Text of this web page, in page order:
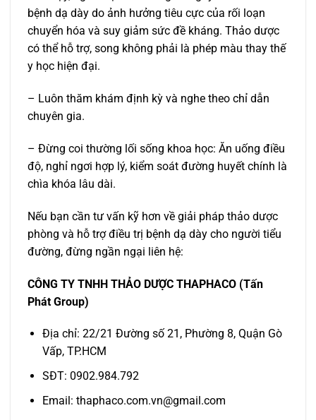
bệnh dạ dày do ảnh hưởng tiêu cực của rối loạn
chuyển hóa và suy giảm sức đề kháng. Thảo dược
có thể hỗ trợ, song không phải là phép màu thay thế
y học hiện đại.
– Luôn thăm khám định kỳ và nghe theo chỉ dẫn
chuyên gia.
– Đừng coi thường lối sống khoa học: Ăn uống điều
độ, nghỉ ngơi hợp lý, kiểm soát đường huyết chính là
chìa khóa lâu dài.
Nếu bạn cần tư vấn kỹ hơn về giải pháp thảo dược
phòng và hỗ trợ điều trị bệnh dạ dày cho người tiểu
đường, đừng ngần ngại liên hệ:
CÔNG TY TNHH THẢO DƯỢC THAPHACO (Tấn
Phát Group)
Địa chỉ: 22/21 Đường số 21, Phường 8, Quận Gò
Vấp, TP.HCM
SĐT: 0902.984.792
Email: thaphaco.com.vn@gmail.com